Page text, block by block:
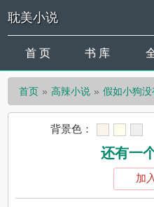
耽美小说
首 页 书 库
首页 高辣小说 假如小狗没
背景色：
还有一
加